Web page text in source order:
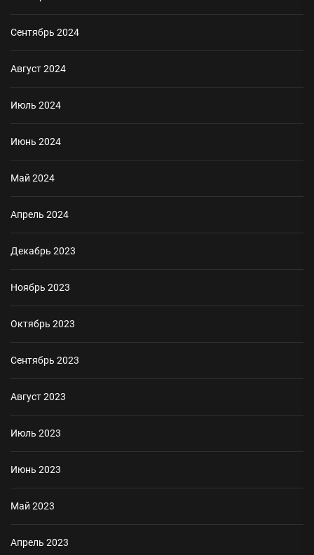
Сентябрь 2024
Август 2024
Июль 2024
Июнь 2024
Май 2024
Апрель 2024
Декабрь 2023
Ноябрь 2023
Октябрь 2023
Сентябрь 2023
Август 2023
Июль 2023
Июнь 2023
Май 2023
Апрель 2023